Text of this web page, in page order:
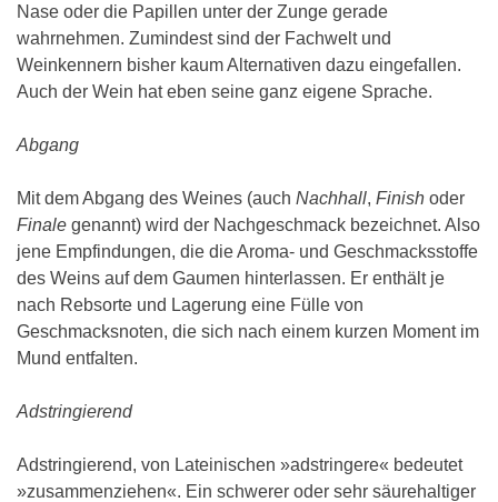
Nase oder die Papillen unter der Zunge gerade
wahrnehmen. Zumindest sind der Fachwelt und
Weinkennern bisher kaum Alternativen dazu eingefallen.
Auch der Wein hat eben seine ganz eigene Sprache.
Abgang
Mit dem Abgang des Weines (auch Nachhall, Finish oder
Finale genannt) wird der Nachgeschmack bezeichnet. Also
jene Empfindungen, die die Aroma- und Geschmacksstoffe
des Weins auf dem Gaumen hinterlassen. Er enthält je
nach Rebsorte und Lagerung eine Fülle von
Geschmacksnoten, die sich nach einem kurzen Moment im
Mund entfalten.
Adstringierend
Adstringierend, von Lateinischen »adstringere« bedeutet
»zusammenziehen«. Ein schwerer oder sehr säurehaltiger